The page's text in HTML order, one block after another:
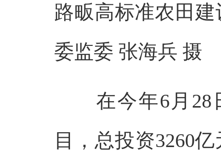
路畈高标准农田
委监委 张海兵 摄
在今年6月28日
目，总投资3260